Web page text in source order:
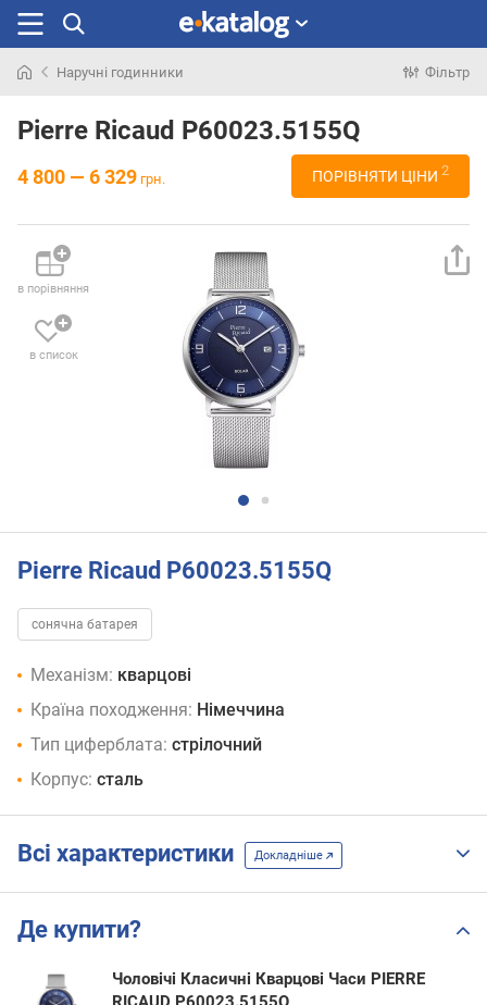
раніше
Наручні годинники Фільтр
Pierre Ricaud P60023.5155Q
4 800 — 6 329 грн. ПОРІВНЯТИ ЦІНИ 2
в порівняння
в список
Pierre Ricaud P60023.5155Q
сонячна батарея
Механізм: кварцові
Країна походження: Німеччина
Тип циферблата: стрілочний
Корпус: сталь
Всі характеристики Докладніше
Де купити?
Чоловічі Класичні Кварцові Часи PIERRE